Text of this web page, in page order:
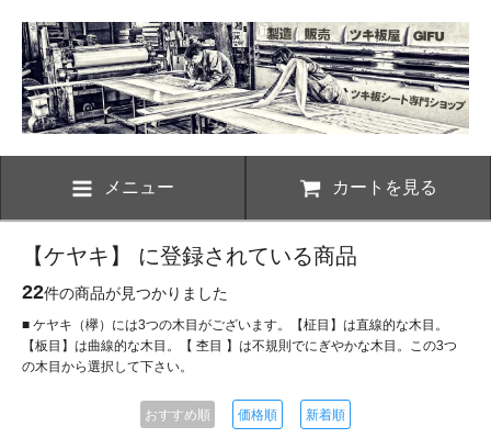
メニュー カートを見る
【ケヤキ】 に登録されている商品
22件の商品が見つかりました
■ ケヤキ（欅）には3つの木目がございます。【柾目】は直線的な木目。
【板目】は曲線的な木目。【 杢目 】は不規則でにぎやかな木目。この3つ
の木目から選択して下さい。
おすすめ順 価格順 新着順